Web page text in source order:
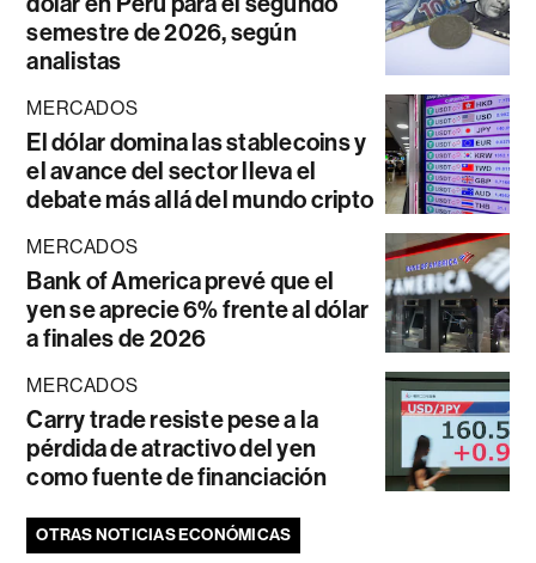
semestre de 2026, según
analistas
MERCADOS
El dólar domina las stablecoins y
el avance del sector lleva el
debate más allá del mundo cripto
MERCADOS
Bank of America prevé que el
yen se aprecie 6% frente al dólar
a finales de 2026
MERCADOS
Carry trade resiste pese a la
pérdida de atractivo del yen
como fuente de financiación
OTRAS NOTICIAS ECONÓMICAS